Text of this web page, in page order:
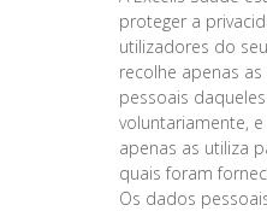
proteger a
utilizadores do
recolhe apenas
pessoais
voluntariamente,
apenas as utiliza
quais foram
Os dados